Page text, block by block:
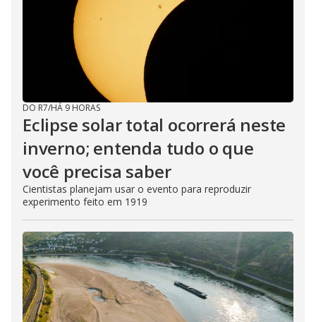
DO R7/HÁ 9 HORAS
Eclipse solar total ocorrerá neste
inverno; entenda tudo o que
você precisa saber
Cientistas planejam usar o evento para reproduzir
experimento feito em 1919